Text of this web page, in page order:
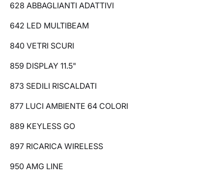
628 ABBAGLIANTI ADATTIVI
642 LED MULTIBEAM
840 VETRI SCURI
859 DISPLAY 11.5"
873 SEDILI RISCALDATI
877 LUCI AMBIENTE 64 COLORI
889 KEYLESS GO
897 RICARICA WIRELESS
950 AMG LINE